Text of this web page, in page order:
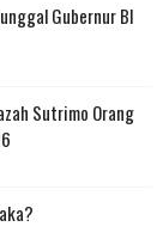
Gubernur BI
Sutrimo Orang